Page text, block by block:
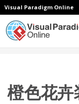
Visual Paradigm Online
橙色花